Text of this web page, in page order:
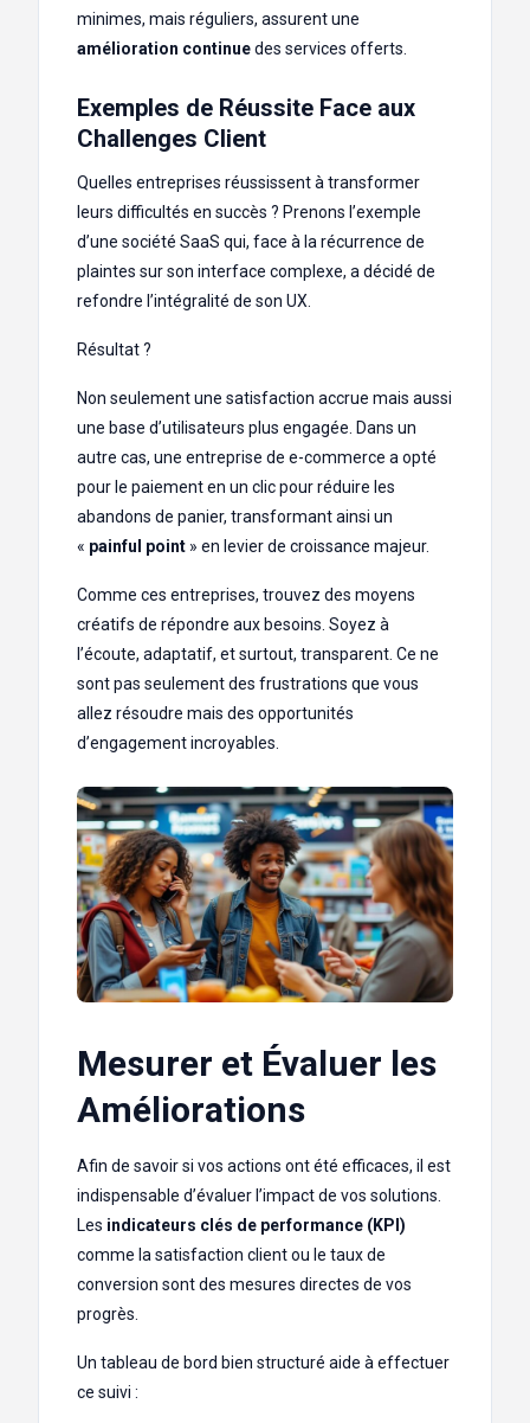
minimes, mais réguliers, assurent une
amélioration continuedes services offerts.
Exemples de Réussite Face aux
Challenges Client
Quelles entreprises réussissent à transformer
leurs difficultés en succès ? Prenons l’exemple
d’une société SaaS qui, face à la récurrence de
plaintes sur son interface complexe, a décidé de
refondre l’intégralité de son UX.
Résultat ?
Non seulement une satisfaction accrue mais aussi
une base d’utilisateurs plus engagée. Dans un
autre cas, une entreprise de e-commerce a opté
pour le paiement en un clic pour réduire les
abandons de panier, transformant ainsi un
« painful point » en levier de croissance majeur.
Comme ces entreprises, trouvez des moyens
créatifs de répondre aux besoins. Soyez à
l’écoute, adaptatif, et surtout, transparent. Ce ne
sont pas seulement des frustrations que vous
allez résoudre mais des opportunités
d’engagement incroyables.
Mesurer et Évaluer les
Améliorations
Afin de savoir si vos actions ont été efficaces, il est
indispensable d’évaluer l’impact de vos solutions.
Les indicateurs clés de performance (KPI)
comme la satisfaction client ou le taux de
conversion sont des mesures directes de vos
progrès.
Un tableau de bord bien structuré aide à effectuer
ce suivi :